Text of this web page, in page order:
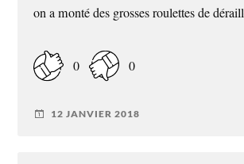
on a monté des grosses roulettes de
0 0
12 JANVIER 2018